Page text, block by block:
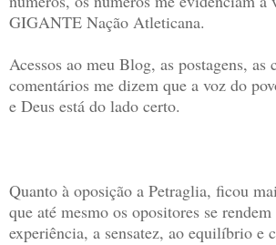
GIGANTE Nação Atleticana.
Acessos ao meu Blog, as postagens, as
comentários me dizem que a voz do
e Deus está do lado certo.
Quanto à oposição a Petraglia, ficou
que até mesmo os opositores se
experiência, a sensatez, ao equilíbrio e